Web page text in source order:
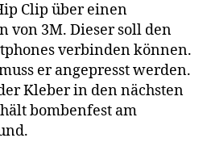
Clip über einen
von 3M. Dieser soll den
verbinden können.
er angepresst werden.
Kleber in den nächsten
bombenfest am